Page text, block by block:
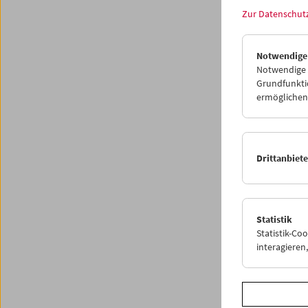
Zur
Notwendige
Statistik
Statistik-